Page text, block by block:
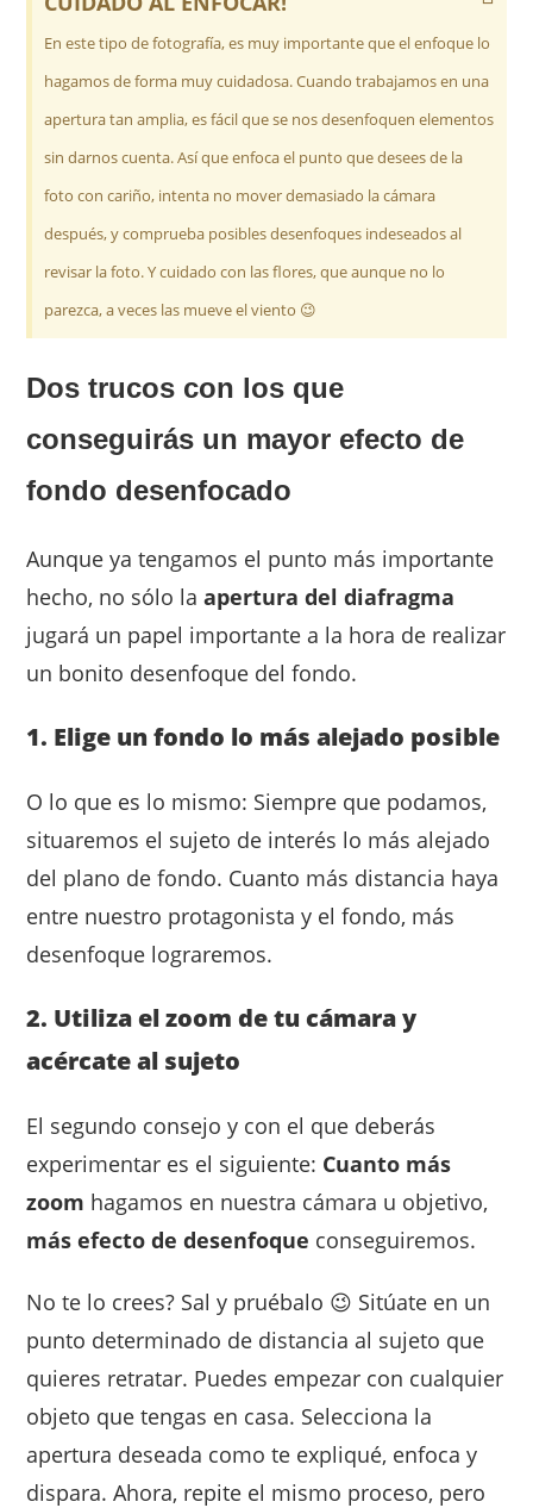
En este tipo de fotografía, es muy importante que el enfoque lo
hagamos de forma muy cuidadosa. Cuando trabajamos en una
apertura tan amplia, es fácil que se nos desenfoquen elementos
sin darnos cuenta. Así que enfoca el punto que desees de la
foto con cariño, intenta no mover demasiado la cámara
después, y comprueba posibles desenfoques indeseados al
revisar la foto. Y cuidado con las flores, que aunque no lo
parezca, a veces las mueve el viento 😉
Dos trucos con los que
conseguirás un mayor efecto de
fondo desenfocado
Aunque ya tengamos el punto más importante
hecho, no sólo laapertura del diafragma
jugará un papel importante a la hora de realizar
un bonito desenfoque del fondo.
1. Elige un fondo lo más alejado posible
O lo que es lo mismo: Siempre que podamos,
situaremos el sujeto de interés lo más alejado
del plano de fondo. Cuanto más distancia haya
entre nuestro protagonista y el fondo, más
desenfoque lograremos.
2. Utiliza el zoom de tu cámara y
acércate al sujeto
El segundo consejo y con el que deberás
experimentar es el siguiente: Cuanto más
zoom hagamos en nuestra cámara u objetivo,
más efecto de desenfoque conseguiremos.
No te lo crees? Sal y pruébalo 😉 Sitúate en un
punto determinado de distancia al sujeto que
quieres retratar. Puedes empezar con cualquier
objeto que tengas en casa. Selecciona la
apertura deseada como te expliqué, enfoca y
dispara. Ahora, repite el mismo proceso, pero